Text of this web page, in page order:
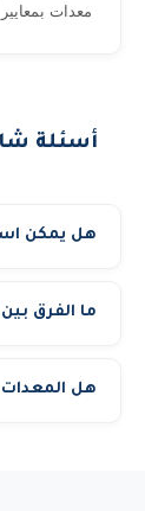
معدات بمعايير
أسئلة
هل يمكن
أماناً) أو
سارية
ما الفرق
والفنادق
هل